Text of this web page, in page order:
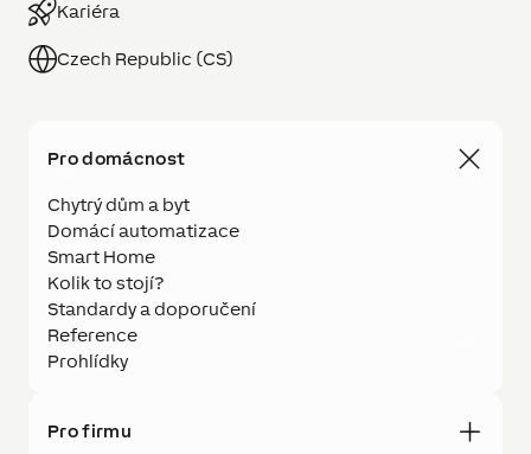
Kariéra
Czech Republic (CS)
Pro domácnost
Chytrý dům a byt
Domácí automatizace
Smart Home
Kolik to stojí?
Standardy a doporučení
Reference
Prohlídky
Pro firmu